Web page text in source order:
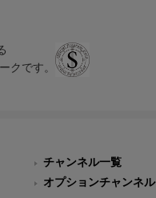
クです。
チャンネル一覧
オプションチャンネル